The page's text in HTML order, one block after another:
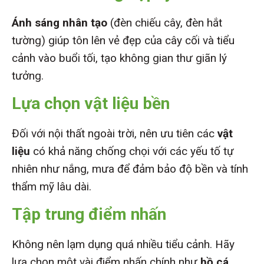
Ánh sáng nhân tạo (đèn chiếu cây, đèn hắt
tường) giúp tôn lên vẻ đẹp của cây cối và tiểu
cảnh vào buổi tối, tạo không gian thư giãn lý
tưởng.
Lựa chọn vật liệu bền
Đối với nội thất ngoài trời, nên ưu tiên các vật
liệu có khả năng chống chọi với các yếu tố tự
nhiên như nắng, mưa để đảm bảo độ bền và tính
thẩm mỹ lâu dài.
Tập trung điểm nhấn
Không nên lạm dụng quá nhiều tiểu cảnh. Hãy